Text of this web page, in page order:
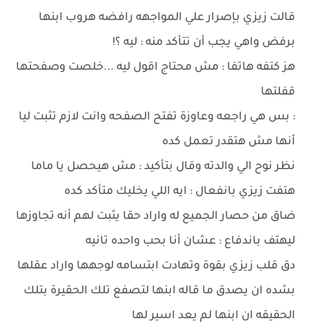
قالت زيزي بإصرار علي المواجهه رافضه هروب ابنها
برفض واهي يجب أن تتأكد منه : ليه ؟!
هز كتفه هاتفا : مش محتاج اقول ليه ...خلصت وصفحتها
قفلتها
: بس هي راجعه وعاوزة تفتح الصفحه وانت لازم تثبت ليا
أنها مش هتقدر تعمل كده
نظر نوح الي والدته وقال بتأكيد : مش هيحصل يا ماما
هتفت زيزي بانفعال : ايه اللي يخليك متأكد كده
ضاق من حصار الجميع له واراد حقا يثبت لهم أنه تجاوزها
ليهتف باندفاع : عشان أنا بحب واحده تانيه
دق قلب زيزي بقوة وتهادت ابتسامه لوجهها واراد عقلها
بشده ان يصدق ما قاله ابنها لتصفع تلك الحقيرة بتلك
الحقيقه ان ابنها لم يعد اسير لها